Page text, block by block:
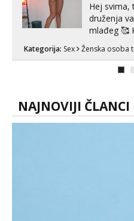
Hej svima,
druženja
mlađeg 🥰 Klikni na link ispod i nadji me
Kategorija: Sex Ženska osoba
NAJNOVIJI ČLANCI